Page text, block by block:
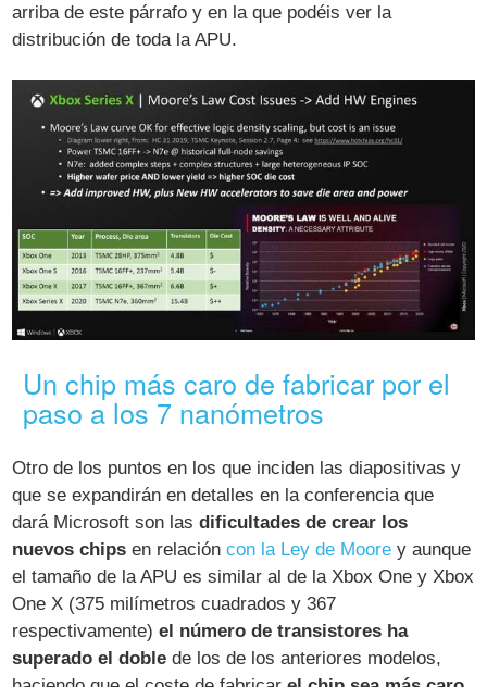
arriba de este párrafo y en la que podéis ver la
distribución de toda la APU.
Un chip más caro de fabricar por el
paso a los 7 nanómetros
Otro de los puntos en los que inciden las diapositivas y
que se expandirán en detalles en la conferencia que
dará Microsoft son lasdificultades de crear los
nuevos chips en relacióncon la Ley de Moore y aunque
el tamaño de la APU es similar al de la Xbox One y Xbox
One X (375 milímetros cuadrados y 367
respectivamente)el número de transistores ha
superado el doble de los de los anteriores modelos,